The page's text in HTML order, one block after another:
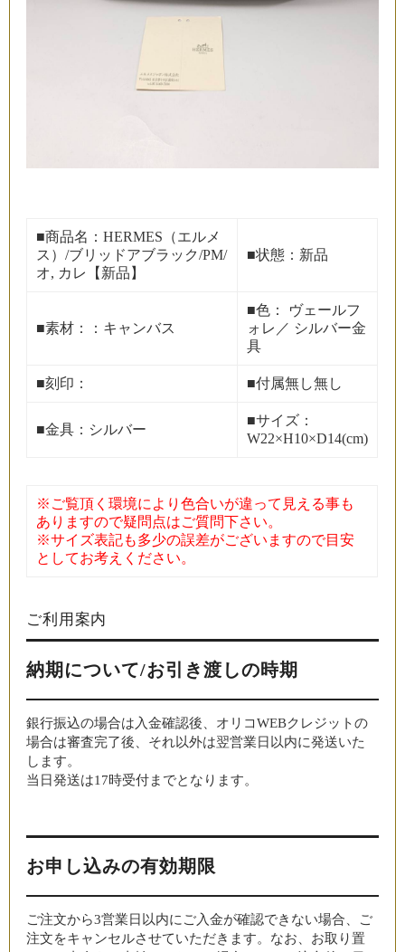
■商品名：HERMES（エルメ
ス）/ブリッドアブラック/PM/
オ, カレ【新品】
■状態：新品
■素材：：キャンバス
■色： ヴェールフ
ォレ／ シルバー金
具
■刻印： ■付属無し無し
■金具：シルバー
■サイズ：
W22×H10×D14(cm)
※ご覧頂く環境により色合いが違って見える事も
ありますので疑問点はご質問下さい。
※サイズ表記も多少の誤差がございますので目安
としてお考えください。
ご利用案内
納期について/お引き渡しの時期
銀行振込の場合は入金確認後、オリコWEBクレジットの
場合は審査完了後、それ以外は翌営業日以内に発送いた
します。
当日発送は17時受付までとなります。
お申し込みの有効期限
ご注文から3営業日以内にご入金が確認できない場合、ご
注文をキャンセルさせていただきます。なお、お取り置